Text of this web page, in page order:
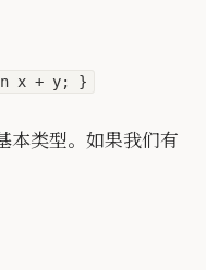
x + y; }
本类型。如果我们有